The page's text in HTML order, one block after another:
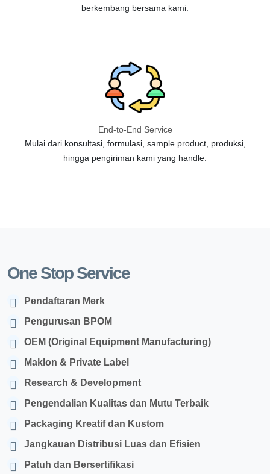
berkembang bersama kami.
End-to-End Service
Mulai dari konsultasi, formulasi, sample product, produksi,
hingga pengiriman kami yang handle.
One Stop Service
Pendaftaran Merk
Pengurusan BPOM
OEM (Original Equipment Manufacturing)
Maklon & Private Label
Research & Development
Pengendalian Kualitas dan Mutu Terbaik
Packaging Kreatif dan Kustom
Jangkauan Distribusi Luas dan Efisien
Patuh dan Bersertifikasi